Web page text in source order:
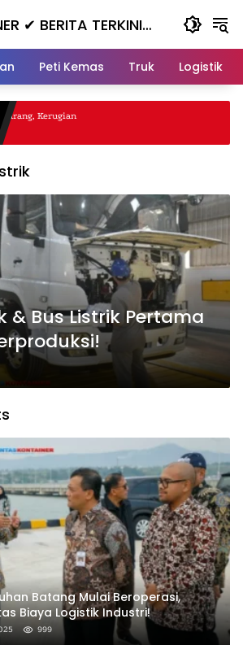
✔ BERITA TERKINI
HARI INI
Peti Kemas Truk Logistik
Kerugian
& Bus Listrik Pertama
Batang Mulai Beroperasi,
Biaya Logistik Industri!
999